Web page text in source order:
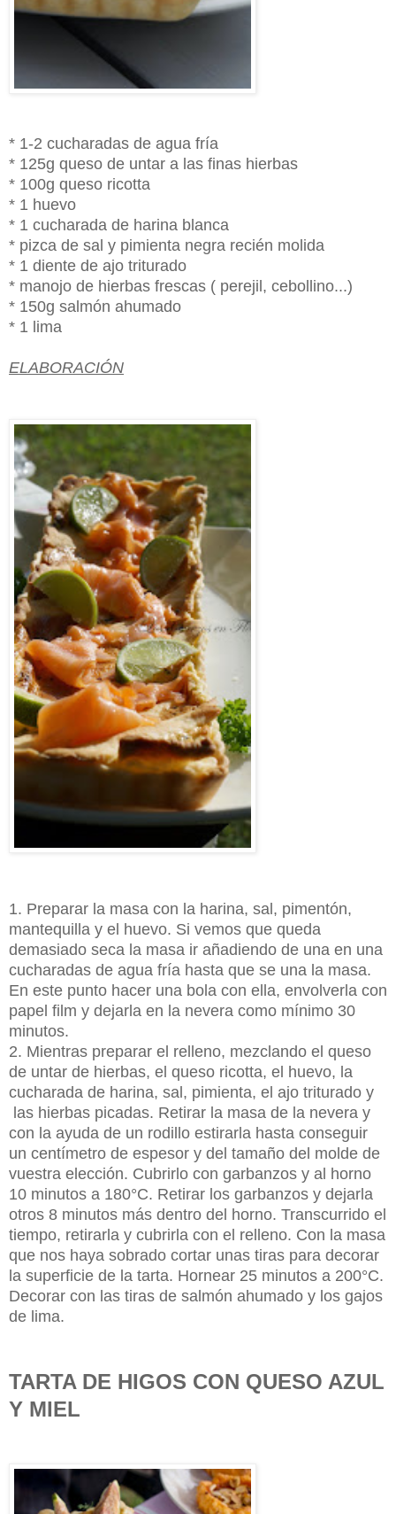
* 1-2 cucharadas de agua fría
* 125g queso de untar a las finas hierbas
* 100g queso ricotta
* 1 huevo
* 1 cucharada de harina blanca
* pizca de sal y pimienta negra recién molida
* 1 diente de ajo triturado
* manojo de hierbas frescas ( perejil, cebollino...)
* 150g salmón ahumado
* 1 lima
ELABORACIÓN
1. Preparar la masa con la harina, sal, pimentón,
mantequilla y el huevo. Si vemos que queda
demasiado seca la masa ir añadiendo de una en una
cucharadas de agua fría hasta que se una la masa.
En este punto hacer una bola con ella, envolverla con
papel film y dejarla en la nevera como mínimo 30
minutos.
2. Mientras preparar el relleno, mezclando el queso
de untar de hierbas, el queso ricotta, el huevo, la
cucharada de harina, sal, pimienta, el ajo triturado y
las hierbas picadas. Retirar la masa de la nevera y
con la ayuda de un rodillo estirarla hasta conseguir
un centímetro de espesor y del tamaño del molde de
vuestra elección. Cubrirlo con garbanzos y al horno
10 minutos a 180°C. Retirar los garbanzos y dejarla
otros 8 minutos más dentro del horno. Transcurrido el
tiempo, retirarla y cubrirla con el relleno. Con la masa
que nos haya sobrado cortar unas tiras para decorar
la superficie de la tarta. Hornear 25 minutos a 200°C.
Decorar con las tiras de salmón ahumado y los gajos
de lima.
TARTA DE HIGOS CON QUESO AZUL
Y MIEL